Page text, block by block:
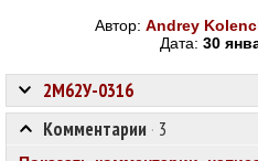
Автор: Andrey
Дата: 30
2М62У-0316
Комментарии · 3